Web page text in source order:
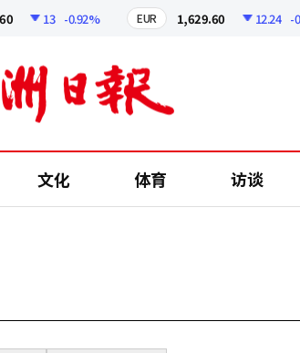
13 -0.92% EUR 1,629.60 12.24 -
文化 体育 访谈